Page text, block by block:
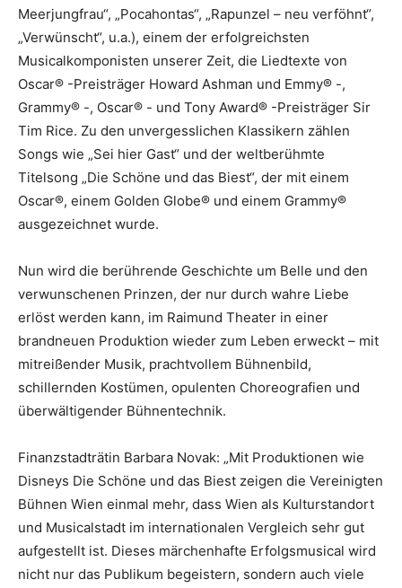
Meerjungfrau“, „Pocahontas“, „Rapunzel – neu verföhnt“,
„Verwünscht“, u.a.), einem der erfolgreichsten
Musicalkomponisten unserer Zeit, die Liedtexte von
Oscar® -Preisträger Howard Ashman und Emmy® -,
Grammy® -, Oscar® - und Tony Award® -Preisträger Sir
Tim Rice. Zu den unvergesslichen Klassikern zählen
Songs wie „Sei hier Gast“ und der weltberühmte
Titelsong „Die Schöne und das Biest“, der mit einem
Oscar®, einem Golden Globe® und einem Grammy®
ausgezeichnet wurde.
Nun wird die berührende Geschichte um Belle und den
verwunschenen Prinzen, der nur durch wahre Liebe
erlöst werden kann, im Raimund Theater in einer
brandneuen Produktion wieder zum Leben erweckt – mit
mitreißender Musik, prachtvollem Bühnenbild,
schillernden Kostümen, opulenten Choreografien und
überwältigender Bühnentechnik.
Finanzstadträtin Barbara Novak: „Mit Produktionen wie
Disneys Die Schöne und das Biest zeigen die Vereinigten
Bühnen Wien einmal mehr, dass Wien als Kulturstandort
und Musicalstadt im internationalen Vergleich sehr gut
aufgestellt ist. Dieses märchenhafte Erfolgsmusical wird
nicht nur das Publikum begeistern, sondern auch viele